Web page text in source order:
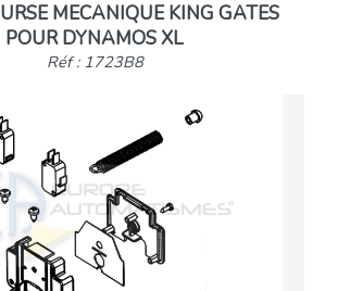
MECANIQUE KING GATES
POUR DYNAMOS XL
Réf : 1723B8